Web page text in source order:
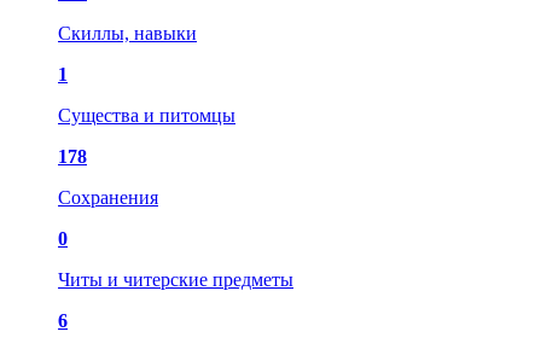
Скиллы, навыки
1
Существа и питомцы
178
Сохранения
0
Читы и читерские предметы
6